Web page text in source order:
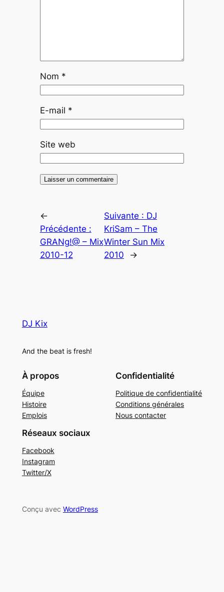
Nom *
E-mail *
Site web
←
Précédente :
GRANg!@ – Mix
2010-12
Suivante : DJ
KriSam – The
Winter Sun Mix
2010
→
DJ Kix
And the beat is fresh!
À propos
Équipe
Histoire
Emplois
Confidentialité
Politique de confidentialité
Conditions générales
Nous contacter
Réseaux sociaux
Facebook
Instagram
Twitter/X
Conçu avec WordPress